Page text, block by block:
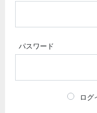
パスワード
ログ